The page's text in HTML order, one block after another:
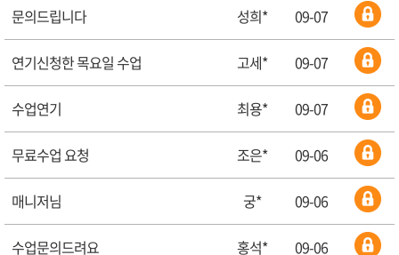
문의드립니다 성희* 09-07
연기신청한 목요일 수업 고세* 09-07
수업연기 최용* 09-07
무료수업 요청 조은* 09-06
매니저님 궁* 09-06
수업문의드려요 홍석* 09-06